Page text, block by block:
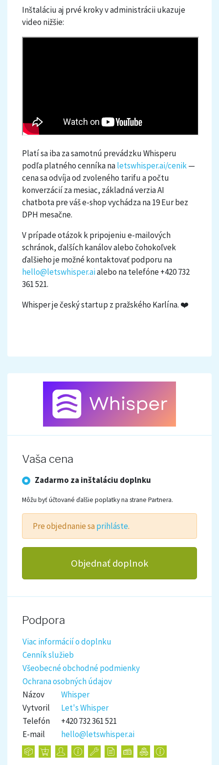
Inštaláciu aj prvé kroky v administrácii ukazuje
video nižšie:
Platí sa iba za samotnú prevádzku Whisperu
podľa platného cenníka naletswhisper.ai/cenik—
cena sa odvíja od zvoleného tarifu a počtu
konverzácií za mesiac, základná verzia AI
chatbota pre váš e-shop vychádza na 19 Eur bez
DPH mesačne.
V prípade otázok k pripojeniu e-mailových
schránok, ďalších kanálov alebo čohokoľvek
ďalšieho je možné kontaktovať podporu na
hello@letswhisper.aialebo na telefóne +420 732
361 521.
Whisper je český startup z pražského Karlína. ❤️
Vaša cena
Zadarmo za inštaláciu doplnku
Môžu byť účtované ďalšie poplatky na strane Partnera.
Pre objednanie sa prihláste.
Objednať doplnok
Podpora
Viac informácií o doplnku
Cenník služieb
Všeobecné obchodné podmienky
Ochrana osobných údajov
Názov
Whisper
Vytvoril
Let's Whisper
Telefón
+420 732 361 521
E-mail
hello@letswhisper.ai